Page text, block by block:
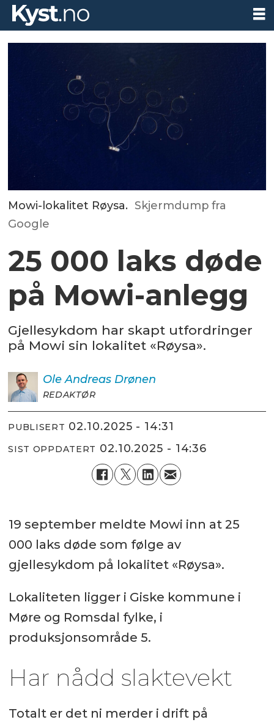
Mowi-lokalitet Røysa. Skjermdump fra
Google
25 000 laks døde
på Mowi-anlegg
Gjellesykdom har skapt utfordringer
på Mowi sin lokalitet «Røysa».
Ole Andreas Drønen
REDAKTØR
PUBLISERT 02.10.2025 - 14:31
SIST OPPDATERT 02.10.2025 - 14:36
19 september meldte Mowi inn at 25
000 laks døde som følge av
gjellesykdom på lokalitet «Røysa».
Lokaliteten ligger i Giske kommune i
Møre og Romsdal fylke, i
produksjonsområde 5.
Har nådd slaktevekt
Totalt er det ni merder i drift på